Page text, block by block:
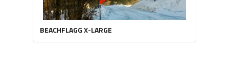
BEACHFLAGG X-LARGE